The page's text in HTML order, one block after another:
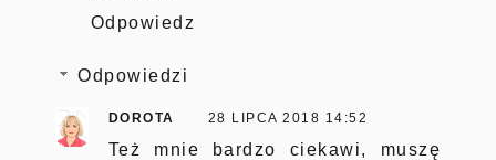
Odpowiedz
Odpowiedzi
DOROTA 28 LIPCA 2018 14:52
Też mnie bardzo ciekawi, muszę